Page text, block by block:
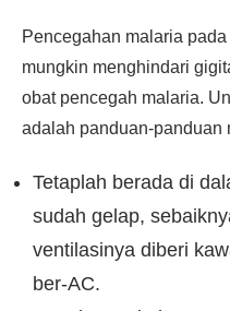
Pencegahan malaria
mungkin menghindari
obat pencegah malaria.
adalah panduan-panduan
Tetaplah berada di
sudah gelap,
ventilasinya diberi
ber-AC.